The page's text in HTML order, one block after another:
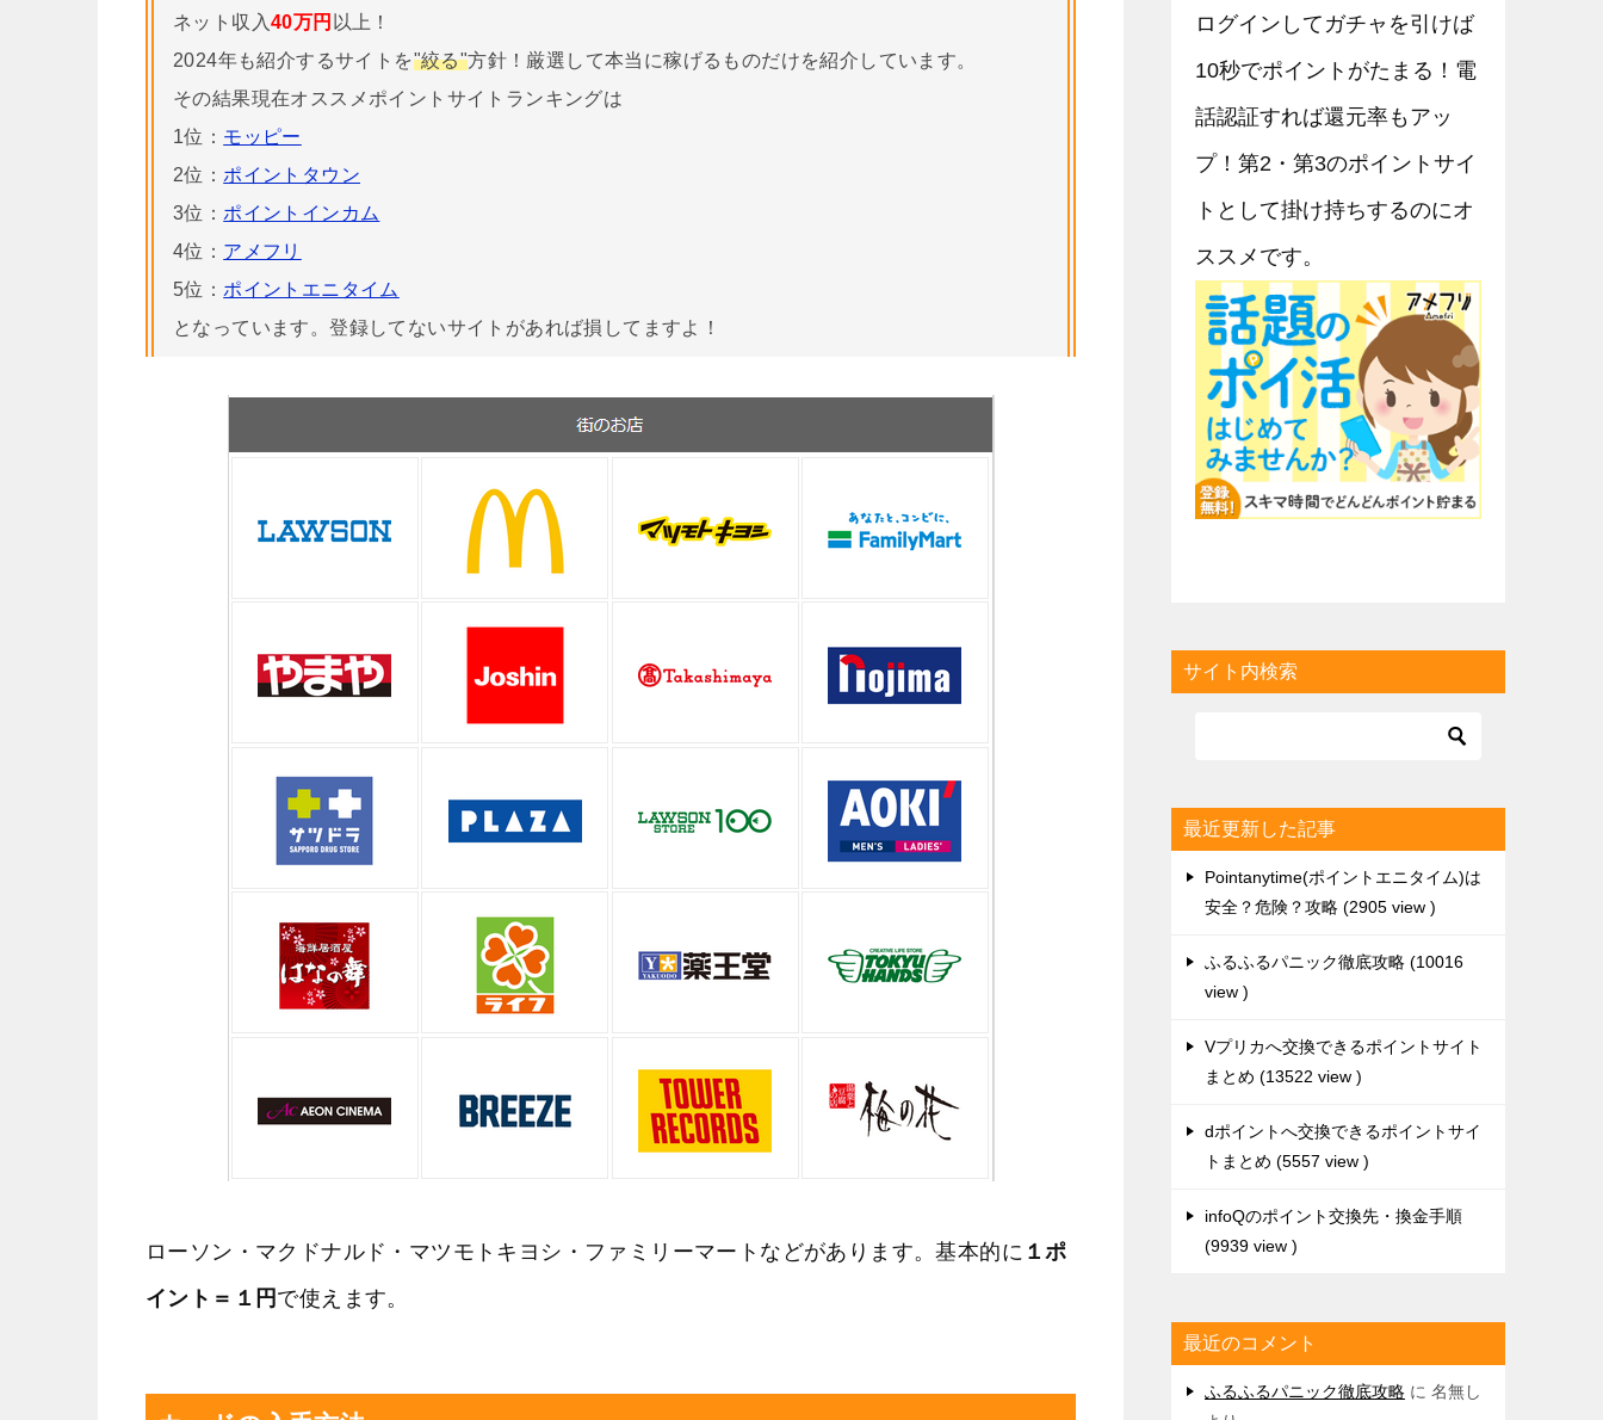
ネット収入40万円 以上！
2024年も紹介するサイトを"絞る"方針！厳選して本当に稼げるものだけを紹介しています。
その結果現在オススメポイントサイトランキングは
1位： モッピー
2位： ポイントタウン
3位： ポイントインカム
4位： アメフリ
5位： ポイントエニタイム
となっています。登録してないサイトがあれば損してますよ！
ローソン・マクドナルド・マツモトキヨシ・ファミリーマートなどがあります。基本的に １ポ
イント＝１円 で使えます。
ログインしてガチャを引けば
10秒でポイントがたまる！電
話認証すれば還元率もアッ
プ！第2・第3のポイントサイ
トとして掛け持ちするのにオ
ススメです。
サイト内検索
最近更新した記事
Pointanytime(ポイントエニタイム)は
安全？危険？攻略
2905 view
ふるふるパニック徹底攻略
10016
view
Vプリカへ交換できるポイントサイト
まとめ
13522 view
dポイントへ交換できるポイントサイ
トまとめ
5557 view
infoQのポイント交換先・換金手順
9939 view
最近のコメント
ふるふるパニック徹底攻略 に 名無し